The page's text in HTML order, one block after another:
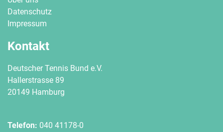
Datenschutz
Impressum
Kontakt
Deutscher Tennis Bund e.V.
Hallerstrasse 89
20149 Hamburg
Telefon: 040 41178-0